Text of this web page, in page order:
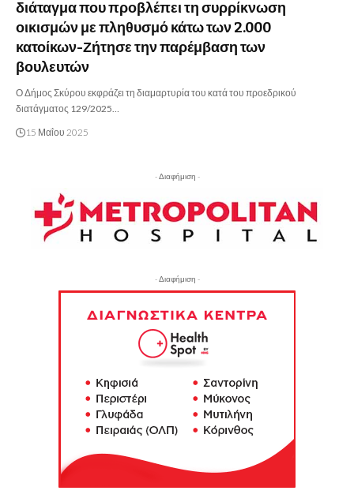
διάταγμα που προβλέπει τη συρρίκνωση
οικισμών με πληθυσμό κάτω των 2.000
κατοίκων-Ζήτησε την παρέμβαση των
βουλευτών
Ο Δήμος Σκύρου εκφράζει τη διαμαρτυρία του κατά του προεδρικού
διατάγματος 129/2025…
15 Μαΐου 2025
- Διαφήμιση -
- Διαφήμιση -